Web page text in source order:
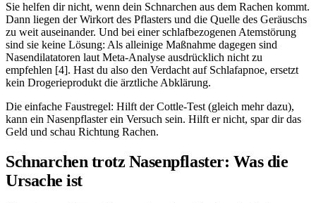
Sie helfen dir nicht, wenn dein Schnarchen aus dem Rachen kommt.
Dann liegen der Wirkort des Pflasters und die Quelle des Geräuschs
zu weit auseinander. Und bei einer schlafbezogenen Atemstörung
sind sie keine Lösung: Als alleinige Maßnahme dagegen sind
Nasendilatatoren laut Meta-Analyse ausdrücklich nicht zu
empfehlen [4]. Hast du also den Verdacht auf Schlafapnoe, ersetzt
kein Drogerieprodukt die ärztliche Abklärung.
Die einfache Faustregel: Hilft der Cottle-Test (gleich mehr dazu),
kann ein Nasenpflaster ein Versuch sein. Hilft er nicht, spar dir das
Geld und schau Richtung Rachen.
Schnarchen trotz Nasenpflaster: Was die
Ursache ist